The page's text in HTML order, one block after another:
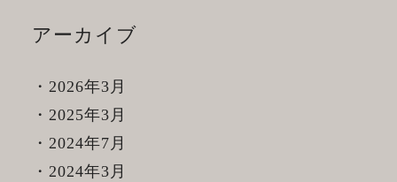
アーカイブ
2026年3月
2025年3月
2024年7月
2024年3月